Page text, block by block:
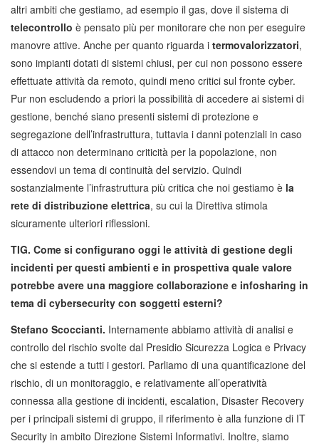
altri ambiti che gestiamo, ad esempio il gas, dove il sistema di
telecontrollo è pensato più per monitorare che non per eseguire
manovre attive. Anche per quanto riguarda i termovalorizzatori,
sono impianti dotati di sistemi chiusi, per cui non possono essere
effettuate attività da remoto, quindi meno critici sul fronte cyber.
Pur non escludendo a priori la possibilità di accedere ai sistemi di
gestione, benché siano presenti sistemi di protezione e
segregazione dell’infrastruttura, tuttavia i danni potenziali in caso
di attacco non determinano criticità per la popolazione, non
essendovi un tema di continuità del servizio. Quindi
sostanzialmente l’infrastruttura più critica che noi gestiamo è la
rete di distribuzione elettrica, su cui la Direttiva stimola
sicuramente ulteriori riflessioni.
TIG. Come si configurano oggi le attività di gestione degli
incidenti per questi ambienti e in prospettiva quale valore
potrebbe avere una maggiore collaborazione e infosharing in
tema di cybersecurity con soggetti esterni?
Stefano Scoccianti. Internamente abbiamo attività di analisi e
controllo del rischio svolte dal Presidio Sicurezza Logica e Privacy
che si estende a tutti i gestori. Parliamo di una quantificazione del
rischio, di un monitoraggio, e relativamente all’operatività
connessa alla gestione di incidenti, escalation, Disaster Recovery
per i principali sistemi di gruppo, il riferimento è alla funzione di IT
Security in ambito Direzione Sistemi Informativi. Inoltre, siamo